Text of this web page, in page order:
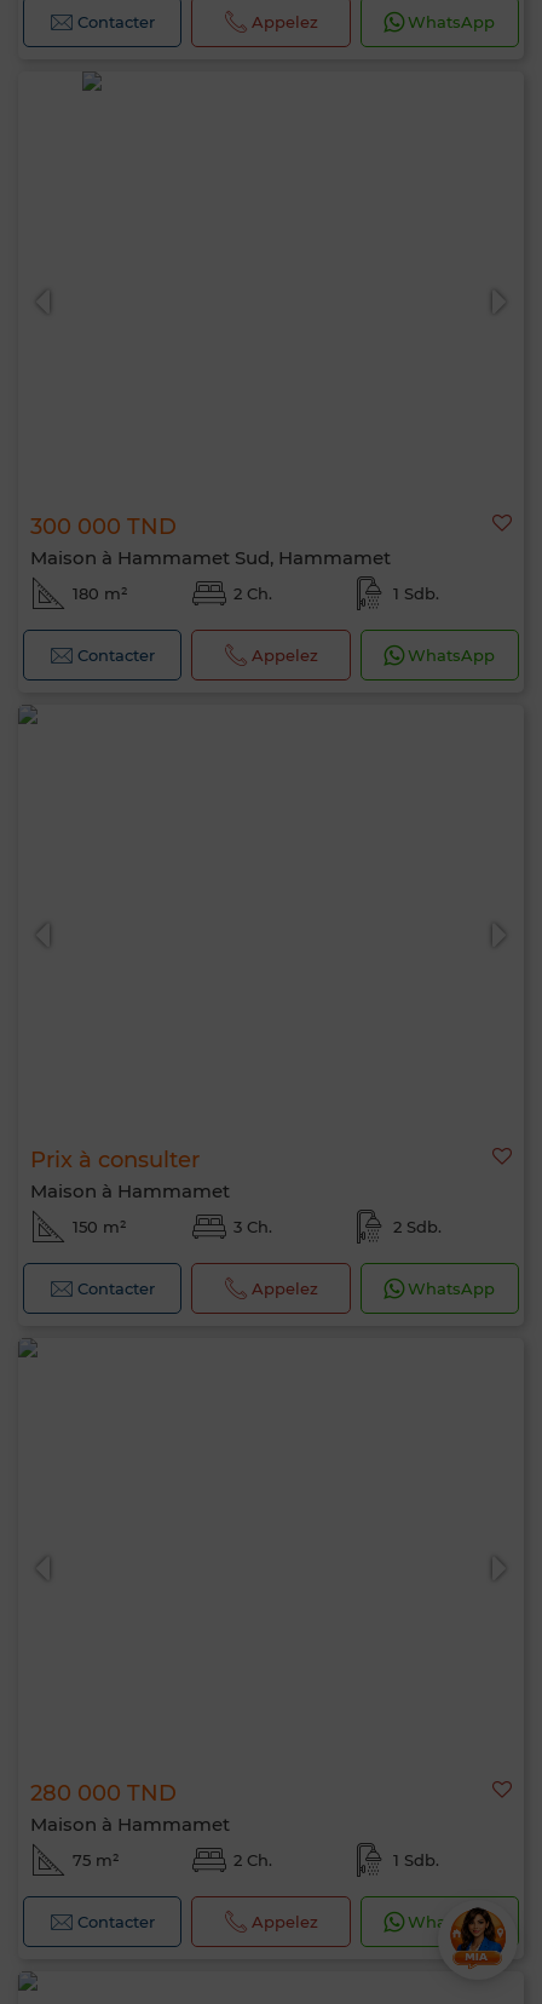
Contacter Appelez WhatsApp
300 000 TND
Maison à Hammamet Sud, Hammamet
180 m² 2 Ch. 1 Sdb.
Contacter Appelez WhatsApp
Prix à consulter
Maison à Hammamet
150 m² 3 Ch. 2 Sdb.
Contacter Appelez WhatsApp
280 000 TND
Maison à Hammamet
75 m² 2 Ch. 1 Sdb.
Contacter Appelez WhatsApp